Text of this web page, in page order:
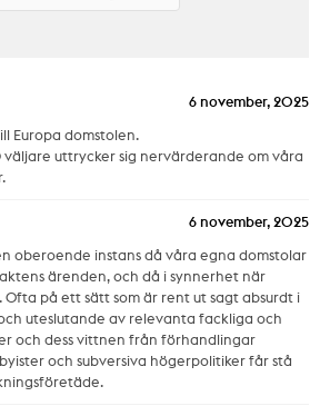
6 november, 2025
Europa domstolen.
väljare uttrycker sig nervärderande om våra
6 november, 2025
oberoende instans då våra egna domstolar
ärenden, och då i synnerhet när
på ett sätt som är rent ut sagt absurdt i
uteslutande av relevanta fackliga och
och dess vittnen från förhandlingar
och subversiva högerpolitiker får stå